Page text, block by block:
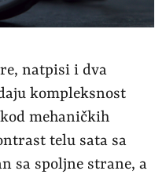
natpisi i dva
kompleksnost
mehaničkih
telu sata sa
sa spoljne strane, a